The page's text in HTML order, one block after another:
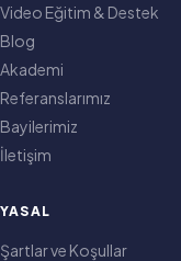
Video Eğitim & Destek
Blog
Akademi
Referanslarımız
Bayilerimiz
İletişim
YASAL
Şartlar ve Koşullar